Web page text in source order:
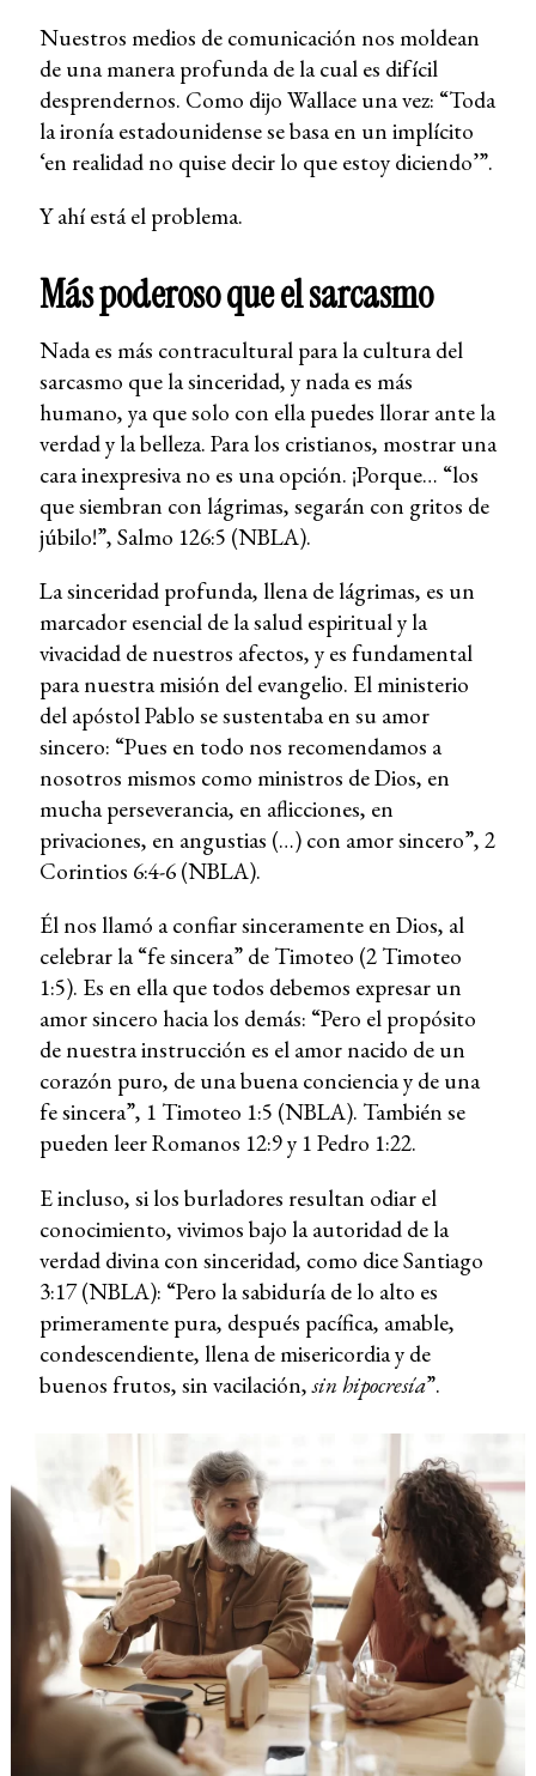
Nuestros medios de comunicación nos moldean
de una manera profunda de la cual es difícil
desprendernos. Como dijo Wallace una vez: “Toda
la ironía estadounidense se basa en un implícito
‘en realidad no quise decir lo que estoy diciendo’”.
Y ahí está el problema.
Más poderoso que el sarcasmo
Nada es más contracultural para la cultura del
sarcasmo que la sinceridad, y nada es más
humano, ya que solo con ella puedes llorar ante la
verdad y la belleza. Para los cristianos, mostrar una
cara inexpresiva no es una opción. ¡Porque… “los
que siembran con lágrimas, segarán con gritos de
júbilo!”, Salmo 126:5 (NBLA).
La sinceridad profunda, llena de lágrimas, es un
marcador esencial de la salud espiritual y la
vivacidad de nuestros afectos, y es fundamental
para nuestra misión del evangelio. El ministerio
del apóstol Pablo se sustentaba en su amor
sincero: “Pues en todo nos recomendamos a
nosotros mismos como ministros de Dios, en
mucha perseverancia, en aflicciones, en
privaciones, en angustias (…) con amor sincero”, 2
Corintios 6:4-6 (NBLA).
Él nos llamó a confiar sinceramente en Dios, al
celebrar la “fe sincera” de Timoteo (2 Timoteo
1:5). Es en ella que todos debemos expresar un
amor sincero hacia los demás: “Pero el propósito
de nuestra instrucción es el amor nacido de un
corazón puro, de una buena conciencia y de una
fe sincera”, 1 Timoteo 1:5 (NBLA). También se
pueden leer Romanos 12:9 y 1 Pedro 1:22.
E incluso, si los burladores resultan odiar el
conocimiento, vivimos bajo la autoridad de la
verdad divina con sinceridad, como dice Santiago
3:17 (NBLA): “Pero la sabiduría de lo alto es
primeramente pura, después pacífica, amable,
condescendiente, llena de misericordia y de
buenos frutos, sin vacilación,sin hipocresía”.